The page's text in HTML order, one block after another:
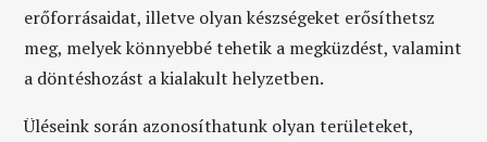
erőforrásaidat, illetve olyan készségeket erősíthetsz
meg, melyek könnyebbé tehetik a megküzdést, valamint
a döntéshozást a kialakult helyzetben.
Üléseink során azonosíthatunk olyan területeket,